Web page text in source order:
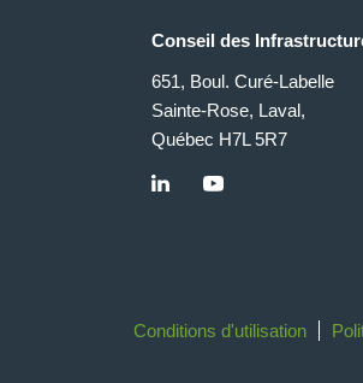
Conseil des
651, Boul. Curé-Labelle
Sainte-Rose, Laval,
Québec H7L 5R7
Conditions d'utilisation